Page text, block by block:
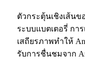
ตัวกระตุ้นเชิงเส้น
ระบบแบตเตอรี่ กา
เสถียรภาพทำให้
รับการชื่นชมจาก